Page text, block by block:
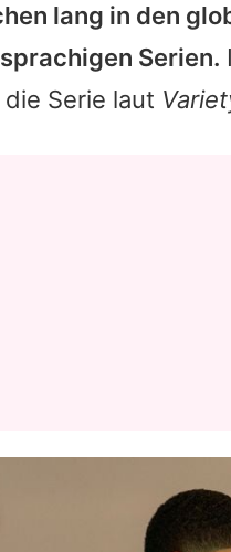
lang in den
Serien.
Serie laut